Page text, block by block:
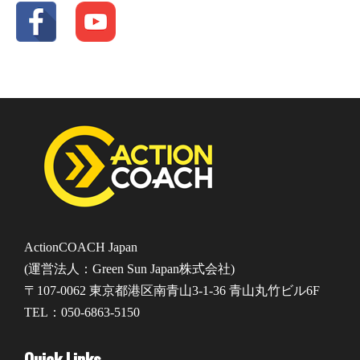
ActionCOACH Japan
(運営法人：Green Sun Japan株式会社)
〒107-0062 東京都港区南青山3-1-36 青山丸竹ビル6F
TEL：050-6863-5150